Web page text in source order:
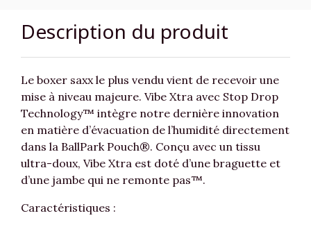
Description du produit
Le boxer saxx le plus vendu vient de recevoir une
mise à niveau majeure. Vibe Xtra avec Stop Drop
Technology™ intègre notre dernière innovation
en matière d’évacuation de l’humidité directement
dans la BallPark Pouch®. Conçu avec un tissu
ultra-doux, Vibe Xtra est doté d’une braguette et
d’une jambe qui ne remonte pas™.
Caractéristiques :